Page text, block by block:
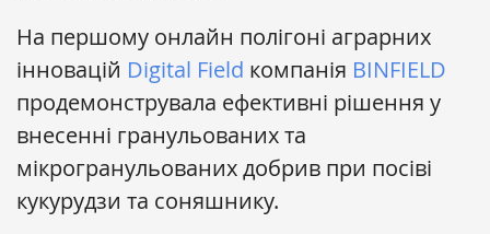
На першому онлайн полігоні аграрних
інновацій Digital Field компанія BINFIELD
продемонструвала ефективні рішення у
внесенні гранульованих та
мікрогранульованих добрив при посіві
кукурудзи та соняшнику.